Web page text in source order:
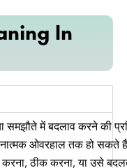
In
समझौतेमेंबदलावकरनेकी
ओवरहालतकहोसकते
करना,ठीककरना,याउसे